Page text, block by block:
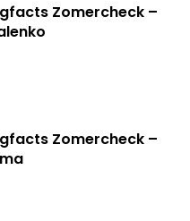
Zomercheck –
Zomercheck –